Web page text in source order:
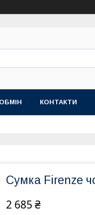
КОНТАКТИ
Сумка Firenze
2 685 ₴